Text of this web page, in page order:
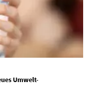
Umwelt-